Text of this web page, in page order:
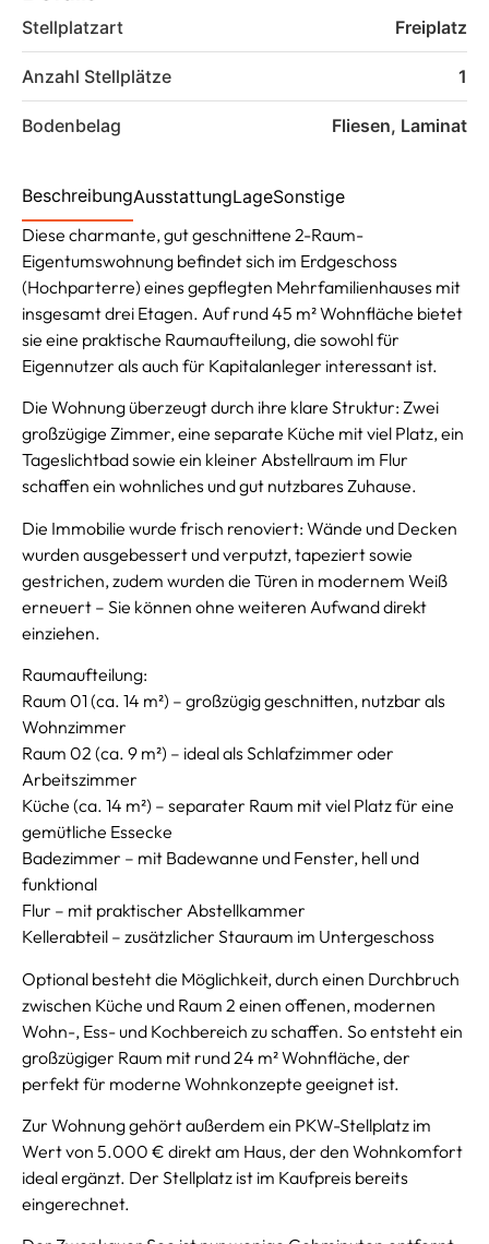
Stellplatzart Freiplatz
Anzahl Stellplätze 1
Bodenbelag Fliesen, Laminat
BeschreibungAusstattungLageSonstige
Diese charmante, gut geschnittene 2-Raum-
Eigentumswohnung befindet sich im Erdgeschoss
(Hochparterre) eines gepflegten Mehrfamilienhauses mit
insgesamt drei Etagen. Auf rund 45 m² Wohnfläche bietet
sie eine praktische Raumaufteilung, die sowohl für
Eigennutzer als auch für Kapitalanleger interessant ist.
Die Wohnung überzeugt durch ihre klare Struktur: Zwei
großzügige Zimmer, eine separate Küche mit viel Platz, ein
Tageslichtbad sowie ein kleiner Abstellraum im Flur
schaffen ein wohnliches und gut nutzbares Zuhause.
Die Immobilie wurde frisch renoviert: Wände und Decken
wurden ausgebessert und verputzt, tapeziert sowie
gestrichen, zudem wurden die Türen in modernem Weiß
erneuert – Sie können ohne weiteren Aufwand direkt
einziehen.
Raumaufteilung:
Raum 01 (ca. 14 m²) – großzügig geschnitten, nutzbar als
Wohnzimmer
Raum 02 (ca. 9 m²) – ideal als Schlafzimmer oder
Arbeitszimmer
Küche (ca. 14 m²) – separater Raum mit viel Platz für eine
gemütliche Essecke
Badezimmer – mit Badewanne und Fenster, hell und
funktional
Flur – mit praktischer Abstellkammer
Kellerabteil – zusätzlicher Stauraum im Untergeschoss
Optional besteht die Möglichkeit, durch einen Durchbruch
zwischen Küche und Raum 2 einen offenen, modernen
Wohn-, Ess- und Kochbereich zu schaffen. So entsteht ein
großzügiger Raum mit rund 24 m² Wohnfläche, der
perfekt für moderne Wohnkonzepte geeignet ist.
Zur Wohnung gehört außerdem ein PKW-Stellplatz im
Wert von 5.000 € direkt am Haus, der den Wohnkomfort
ideal ergänzt. Der Stellplatz ist im Kaufpreis bereits
eingerechnet.